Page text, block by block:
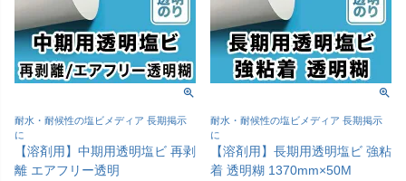
耐水・耐候性の塩ビメディア 長期掲示
に
【溶剤用】中期用透明塩ビ 再剥
離 エアフリー透明
耐水・耐候性の塩ビメディア 長期掲示
に
【溶剤用】長期用透明塩ビ 強粘
着 透明糊 1370mm×50M